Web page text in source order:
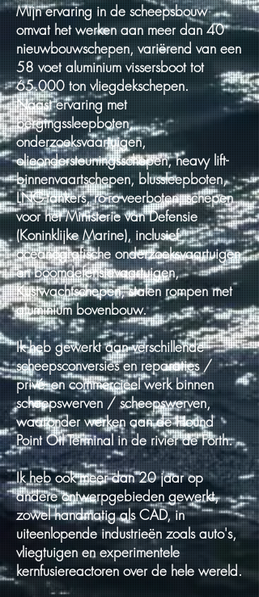
Mijn ervaring in de scheepsbouw
omvat het werken aan meer dan 40
nieuwbouwschepen, variërend van een
58 voet aluminium vissersboot tot
65.000 ton vliegdekschepen.
Naast ervaring met
bergingssleepboten,
onderzoeksvaartuigen,
olieondersteuningsschepen, heavy lift-
binnenvaartschepen, blussleepboten,
LNG-tankers, ro-ro-veerboten, schepen
voor het Ministerie van Defensie
(Koninklijke Marine), inclusief
oceanografische onderzoeksvaartuigen
en boomdefensievaartuigen,
Kustwachtschepen, stalen rompen met
aluminium bovenbouw.
Ik heb gewerkt aan verschillende
scheepsconversies en reparaties /
privé- en commercieel werk binnen
scheepswerven / scheepswerven,
waaronder werken aan de Hound
Point Oil Terminal in de rivier de Forth.
Ik heb ook meer dan 20 jaar op
andere ontwerpgebieden gewerkt,
zowel handmatig als CAD, in
uiteenlopende industrieën zoals auto's,
vliegtuigen en experimentele
kernfusiereactoren over de hele wereld.